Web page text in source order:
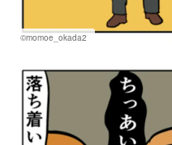
©momoe_okada2